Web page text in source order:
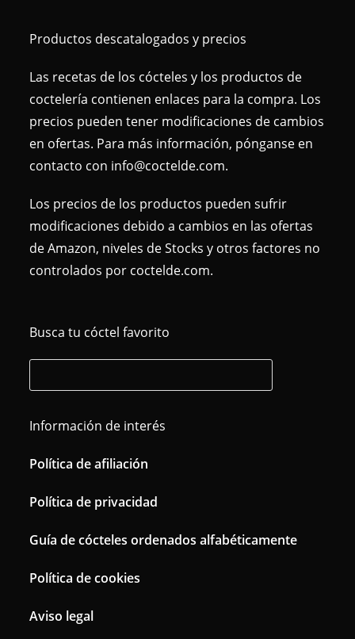
Productos descatalogados y precios
Las recetas de los cócteles y los productos de
coctelería contienen enlaces para la compra. Los
precios pueden tener modificaciones de cambios
en ofertas. Para más información, pónganse en
contacto con info@coctelde.com.
Los precios de los productos pueden sufrir
modificaciones debido a cambios en las ofertas
de Amazon, niveles de Stocks y otros factores no
controlados por coctelde.com.
Busca tu cóctel favorito
Información de interés
Política de afiliación
Política de privacidad
Guía de cócteles ordenados alfabéticamente
Política de cookies
Aviso legal